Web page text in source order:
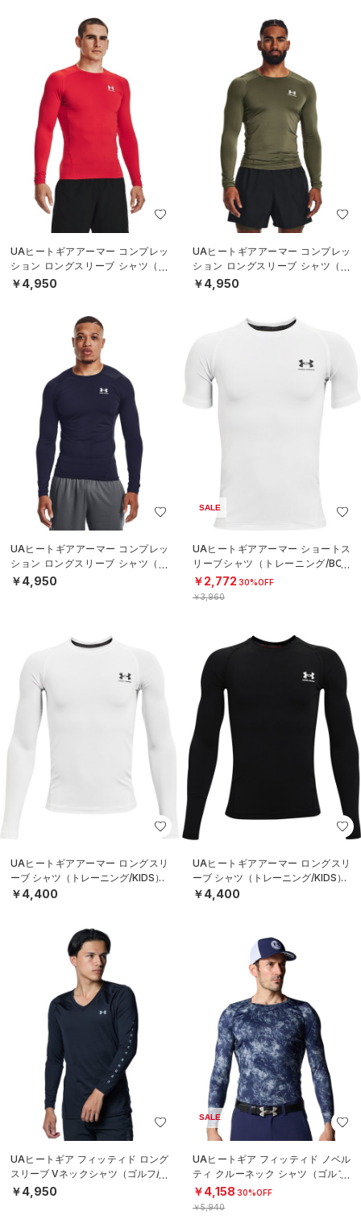
UAヒートギアアーマー コンプレッ
ション ロングスリーブ シャツ（ト
レーニング/MEN）
￥4,950
UAヒートギアアーマー コンプレッ
ション ロングスリーブ シャツ（ト
レーニング/MEN）
￥4,950
UAヒートギアアーマー コンプレッ
ション ロングスリーブ シャツ（ト
レーニング/MEN）
￥4,950
SALE
UAヒートギアアーマー ショートス
リーブシャツ（トレーニング/BOY
S）
￥2,772 30%OFF
￥3,960
UAヒートギアアーマー ロングスリ
ーブ シャツ（トレーニング/KIDS）
￥4,400
UAヒートギアアーマー ロングスリ
ーブ シャツ（トレーニング/KIDS）
￥4,400
UAヒートギア フィッティド ロング
スリーブ Vネックシャツ（ゴルフ/M
EN）
￥4,950
SALE
UAヒートギア フィッティド ノベル
ティ クルーネック シャツ（ゴルフ/
MEN）
￥4,158 30%OFF
￥5,940